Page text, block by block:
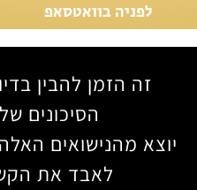
לפניה בוואטסאפ
זה הזמן להבין
הסיכונים
יוצא מהנישואים
לאבד את